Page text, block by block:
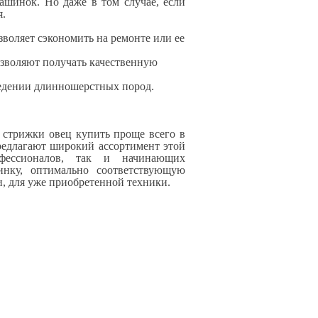
сэкономить на ремонте или ее
получать качественную
длинношерстных пород.
овец купить проще всего в
широкий ассортимент этой
так и начинающих
оптимально соответствующую
для уже приобретенной техники.